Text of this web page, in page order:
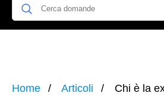
Home Articoli Chi è la